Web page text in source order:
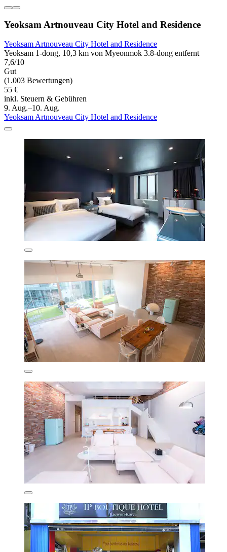
Yeoksam Artnouveau City Hotel and Residence
Yeoksam Artnouveau City Hotel and Residence
Yeoksam 1-dong, 10,3 km von Myeonmok 3.8-dong entfernt
7,6/10
Gut
(1.003 Bewertungen)
55 €
inkl. Steuern & Gebühren
9. Aug.–10. Aug.
Yeoksam Artnouveau City Hotel and Residence